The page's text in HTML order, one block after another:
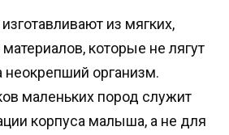
из мягких,
которые не лягут
неокрепший организм.
маленьких пород служит
корпуса малыша, а не для